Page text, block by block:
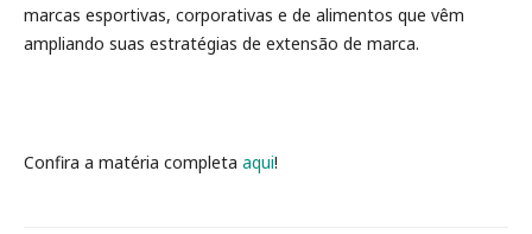
marcas esportivas, corporativas e de alimentos que vêm
ampliando suas estratégias de extensão de marca.
Confira a matéria completa aqui!